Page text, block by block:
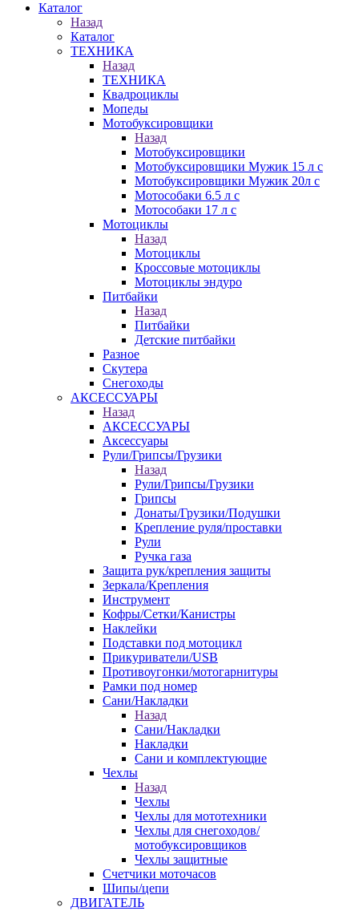
Каталог
Назад
Каталог
ТЕХНИКА
Назад
ТЕХНИКА
Квадроциклы
Мопеды
Мотобуксировщики
Назад
Мотобуксировщики
Мотобуксировщики Мужик 15 л с
Мотобуксировщики Мужик 20л с
Мотособаки 6.5 л с
Мотособаки 17 л с
Мотоциклы
Назад
Мотоциклы
Кроссовые мотоциклы
Мотоциклы эндуро
Питбайки
Назад
Питбайки
Детские питбайки
Разное
Скутера
Снегоходы
АКСЕССУАРЫ
Назад
АКСЕССУАРЫ
Аксессуары
Рули/Грипсы/Грузики
Назад
Рули/Грипсы/Грузики
Грипсы
Донаты/Грузики/Подушки
Крепление руля/проставки
Рули
Ручка газа
Защита рук/крепления защиты
Зеркала/Крепления
Инструмент
Кофры/Сетки/Канистры
Наклейки
Подставки под мотоцикл
Прикуриватели/USB
Противоугонки/мотогарнитуры
Рамки под номер
Сани/Накладки
Назад
Сани/Накладки
Накладки
Сани и комплектующие
Чехлы
Назад
Чехлы
Чехлы для мототехники
Чехлы для снегоходов/
мотобуксировщиков
Чехлы защитные
Счетчики моточасов
Шипы/цепи
ДВИГАТЕЛЬ